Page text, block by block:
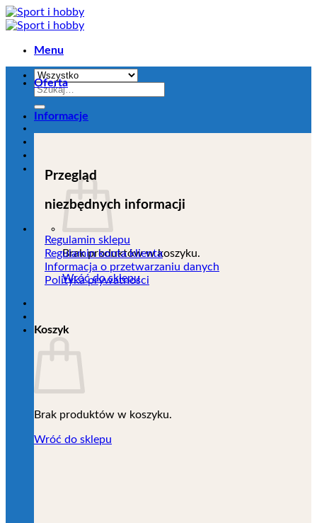
Przejdź
do
Menu
Szukaj:
Brak produktów w koszyku.
Wróć do sklepu
Koszyk
Brak produktów w koszyku.
Wróć do sklepu
Oferta
Informacje
Przegląd
niezbędnych informacji
Regulamin sklepu
Regulamin konta klienta
Informacja o przetwarzaniu danych
Polityka prywatności